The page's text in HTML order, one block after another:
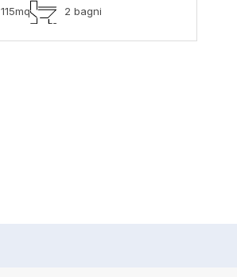
115mq 2 bagni